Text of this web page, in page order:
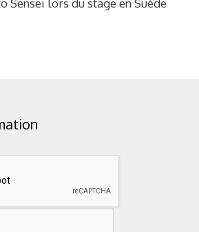
Sensei lors du stage en Suède